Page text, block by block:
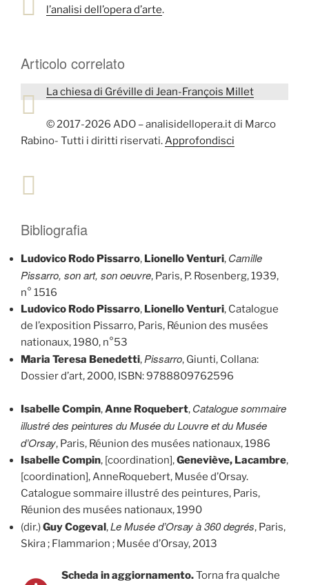
l’analisi dell’opera d’arte.
Articolo correlato
La chiesa di Gréville di Jean-François Millet
© 2017-2026 ADO – analisidellopera.it di Marco
Rabino- Tutti i diritti riservati.Approfondisci
Bibliografia
Ludovico Rodo Pissarro, Lionello Venturi, Camille
Pissarro, son art, son oeuvre, Paris, P. Rosenberg, 1939,
n° 1516
Ludovico Rodo Pissarro, Lionello Venturi, Catalogue
de l’exposition Pissarro, Paris, Réunion des musées
nationaux, 1980, n°53
Maria Teresa Benedetti,Pissarro, Giunti, Collana:
Dossier d’art, 2000, ISBN: 9788809762596
Isabelle Compin,Anne Roquebert, Catalogue sommaire
illustré des peintures du Musée du Louvre et du Musée
d’Orsay, Paris, Réunion des musées nationaux, 1986
Isabelle Compin, [coordination],Geneviève, Lacambre,
[coordination], AnneRoquebert, Musée d’Orsay.
Catalogue sommaire illustré des peintures, Paris,
Réunion des musées nationaux, 1990
(dir.)Guy Cogeval,Le Musée d’Orsay à 360 degrés, Paris,
Skira ; Flammarion ; Musée d’Orsay, 2013
Scheda in aggiornamento.Torna fra qualche